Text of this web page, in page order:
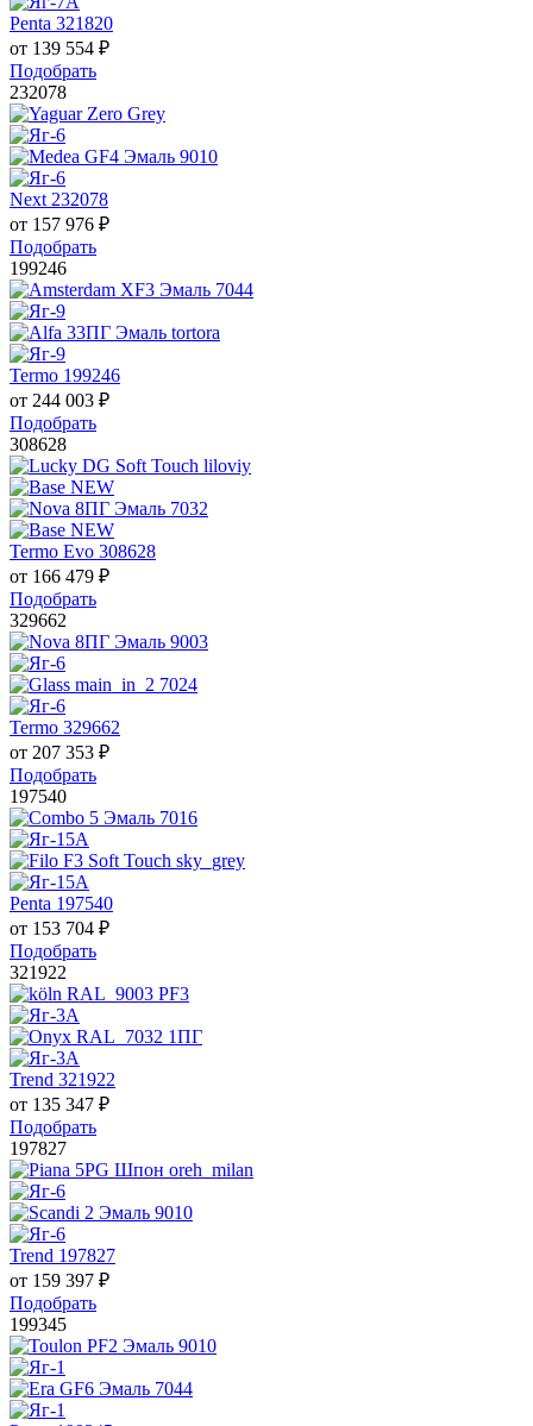
Penta 321820
от 139 554 ₽
Подобрать
232078
Next 232078
от 157 976 ₽
Подобрать
199246
Termo 199246
от 244 003 ₽
Подобрать
308628
Termo Evo 308628
от 166 479 ₽
Подобрать
329662
Termo 329662
от 207 353 ₽
Подобрать
197540
Penta 197540
от 153 704 ₽
Подобрать
321922
Trend 321922
от 135 347 ₽
Подобрать
197827
Trend 197827
от 159 397 ₽
Подобрать
199345